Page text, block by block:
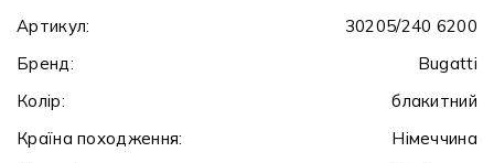
Артикул:
30205/240 6200
Бренд:
Bugatti
Колір:
блакитний
Країна походження:
Німеччина